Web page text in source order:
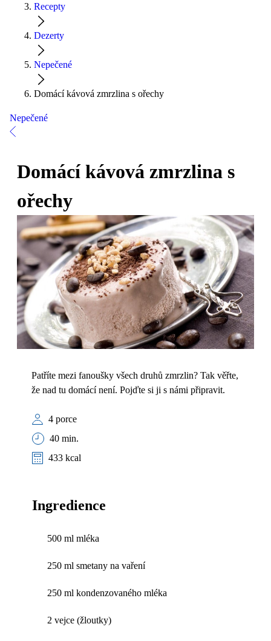
Recepty
Dezerty
Nepečené
Domácí kávová zmrzlina s ořechy
Nepečené
Domácí kávová zmrzlina s
ořechy
Patříte mezi fanoušky všech druhů zmrzlin? Tak věřte,
že nad tu domácí není. Pojďte si ji s námi připravit.
4 porce
40 min.
433 kcal
Ingredience
500 ml mléka
250 ml smetany na vaření
250 ml kondenzovaného mléka
2 vejce (žloutky)